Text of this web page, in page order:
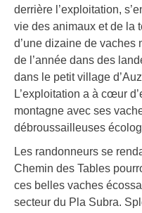
derrière l’exploitation,
vie des animaux et de la
d’une dizaine de vaches
de l’année dans des
dans le petit village
L’exploitation a à cœur
montagne avec ses
débroussailleuses
Les randonneurs se
Chemin des Tables
ces belles vaches
secteur du Pla Subra.